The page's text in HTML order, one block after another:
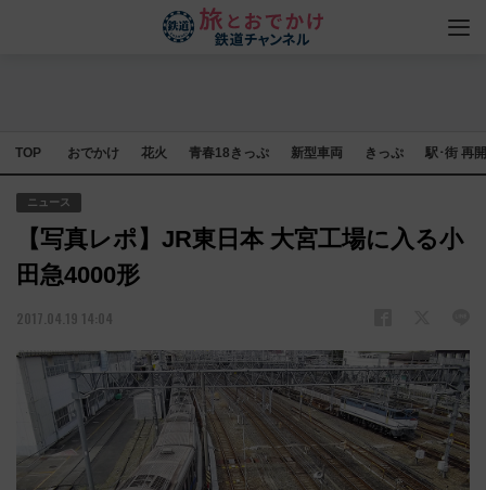
TOP おでかけ 花火 青春18きっぷ 新型車両 きっぷ 駅･街 再
ニュース
【写真レポ】JR東日本 大宮工場に入る小
田急4000形
2017.04.19 14:04